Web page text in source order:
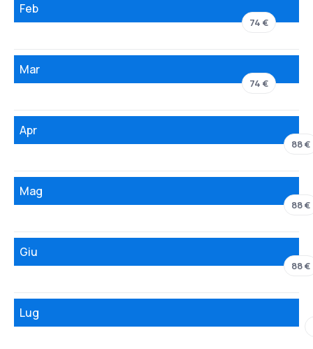
Feb
74 €
Mar
74 €
Apr
88 €
Mag
88 €
Giu
88 €
Lug